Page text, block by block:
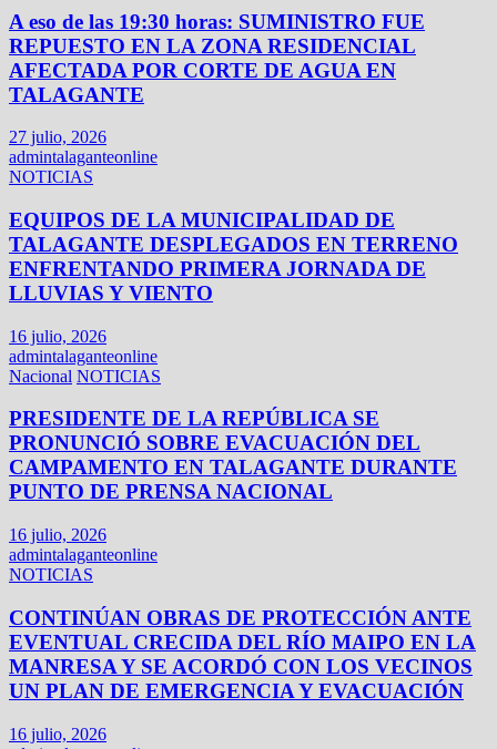
A eso de las 19:30 horas: SUMINISTRO FUE
REPUESTO EN LA ZONA RESIDENCIAL
AFECTADA POR CORTE DE AGUA EN
TALAGANTE
27 julio, 2026
admintalaganteonline
NOTICIAS
EQUIPOS DE LA MUNICIPALIDAD DE
TALAGANTE DESPLEGADOS EN TERRENO
ENFRENTANDO PRIMERA JORNADA DE
LLUVIAS Y VIENTO
16 julio, 2026
admintalaganteonline
Nacional NOTICIAS
PRESIDENTE DE LA REPÚBLICA SE
PRONUNCIÓ SOBRE EVACUACIÓN DEL
CAMPAMENTO EN TALAGANTE DURANTE
PUNTO DE PRENSA NACIONAL
16 julio, 2026
admintalaganteonline
NOTICIAS
CONTINÚAN OBRAS DE PROTECCIÓN ANTE
EVENTUAL CRECIDA DEL RÍO MAIPO EN LA
MANRESA Y SE ACORDÓ CON LOS VECINOS
UN PLAN DE EMERGENCIA Y EVACUACIÓN
16 julio, 2026